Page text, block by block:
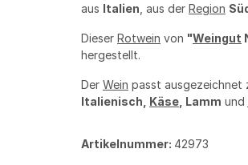
aus Italien , aus der Region
Dieser Rotwein von "Weingut
hergestellt.
Der Wein passt ausgezeichnet
Italienisch, Käse , Lamm und
Artikelnummer: 42973